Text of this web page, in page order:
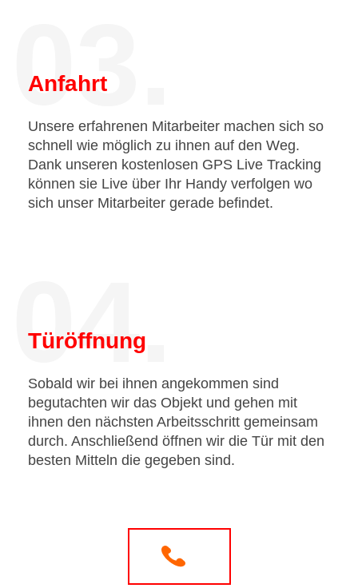
03.
Anfahrt
Unsere erfahrenen Mitarbeiter machen sich so
schnell wie möglich zu ihnen auf den Weg.
Dank unseren kostenlosen GPS Live Tracking
können sie Live über Ihr Handy verfolgen wo
sich unser Mitarbeiter gerade befindet.
04.
Türöffnung
Sobald wir bei ihnen angekommen sind
begutachten wir das Objekt und gehen mit
ihnen den nächsten Arbeitsschritt gemeinsam
durch. Anschließend öffnen wir die Tür mit den
besten Mitteln die gegeben sind.